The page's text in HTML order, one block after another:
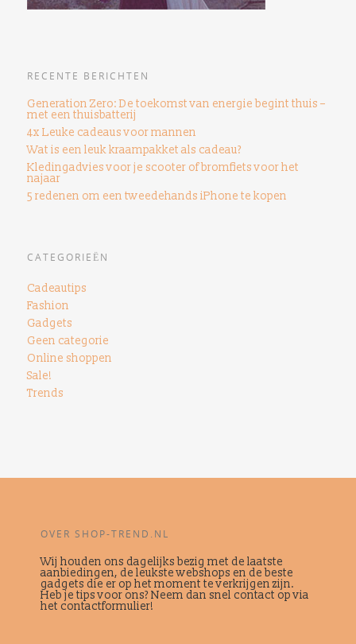
RECENTE BERICHTEN
Generation Zero: De toekomst van energie begint thuis –
met een thuisbatterij
4x Leuke cadeaus voor mannen
Wat is een leuk kraampakket als cadeau?
Kledingadvies voor je scooter of bromfiets voor het
najaar
5 redenen om een ​​tweedehands iPhone te kopen
CATEGORIEËN
Cadeautips
Fashion
Gadgets
Geen categorie
Online shoppen
Sale!
Trends
OVER SHOP-TREND.NL
Wij houden ons dagelijks bezig met de laatste
aanbiedingen, de leukste webshops en de beste
gadgets die er op het moment te verkrijgen zijn.
Heb je tips voor ons? Neem dan snel contact op via
het contactformulier!